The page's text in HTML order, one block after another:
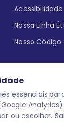
essenciais
ou escolher.
Acessibilidade
Nossa Linha
Nosso
aqui uma reação
para o público leigo